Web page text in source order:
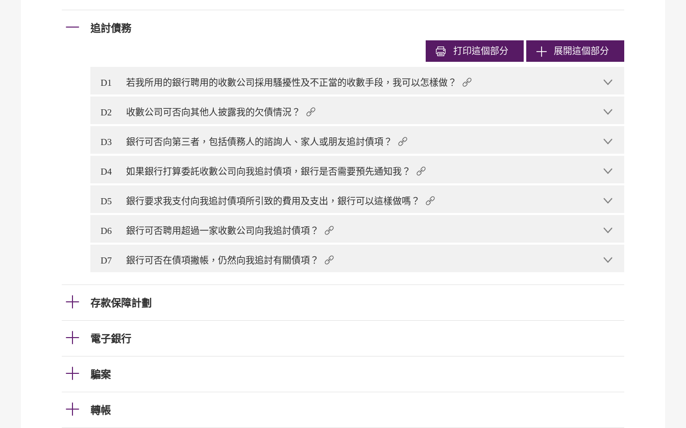
追討債務
打印這個部分 展開這個部分
D1 若我所用的銀行聘用的收數公司採用騷擾性及不正當的收數手段，我可以怎樣做？
D2 收數公司可否向其他人披露我的欠債情況？
D3 銀行可否向第三者，包括債務人的諮詢人、家人或朋友追討債項？
D4 如果銀行打算委託收數公司向我追討債項，銀行是否需要預先通知我？
D5 銀行要求我支付向我追討債項所引致的費用及支出，銀行可以這樣做嗎？
D6 銀行可否聘用超過一家收數公司向我追討債項？
D7 銀行可否在債項撇帳，仍然向我追討有關債項？
存款保障計劃
電子銀行
騙案
轉帳